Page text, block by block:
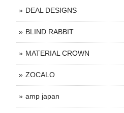
DEAL DESIGNS
BLIND RABBIT
MATERIAL CROWN
ZOCALO
amp japan